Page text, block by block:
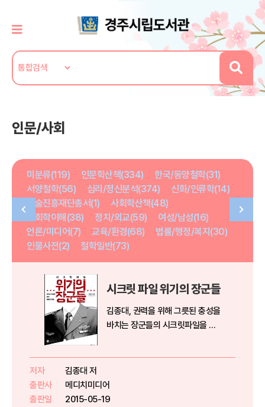
인문/사회
미분류(119) 인문학산책(334)
한국/동양철학(31)
서양철학(56)
심리/정신분석(374)
신화/인류학(14)
학술진흥재단총서(1)
사회학산책(48)
사회학이해(38)
정치/외교(59)
여성/남성(16)
언론/미디어(7)
교육/환경(68)
법률/행정/복지(30)
인물사전(2)
철학일반(73)
시크릿 파일 위기의 장군들
김종대, 권력을 위해 그릇된 충성을
바치는 장군들의 시크릿파일을 열
들이 권력과 진급을 위해 벌여온 전
쟁과 군사적 무능함을 때로...
저자
김종대 저
출판사
메디치미디어
출판일
2015-05-19